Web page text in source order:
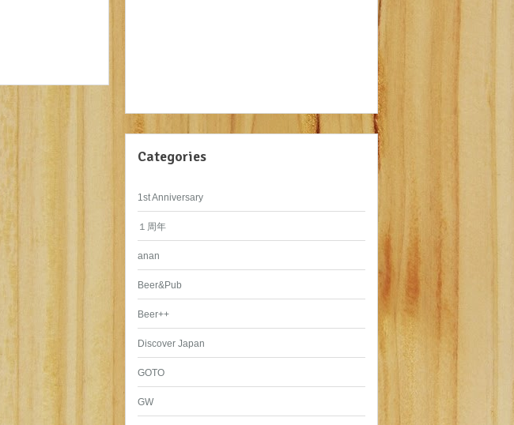
Categories
1st Anniversary
１周年
anan
Beer&Pub
Beer++
Discover Japan
GOTO
GW